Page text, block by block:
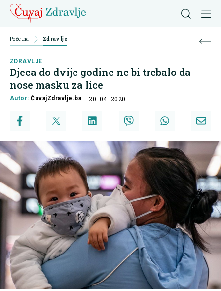
Početna Zdravlje
ZDRAVLJE
Djeca do dvije godine ne bi trebalo da
nose masku za lice
Autor:ČuvajZdravlje.ba 20. 04. 2020.